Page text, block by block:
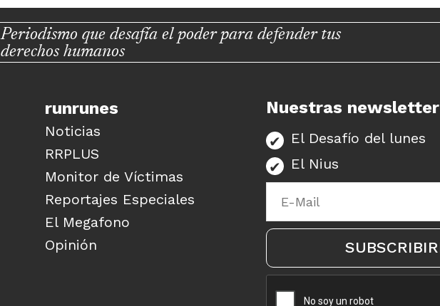
Periodismo que desafía el poder para defender tus
derechos humanos
runrunes
Noticias
RRPLUS
Monitor de Víctimas
Reportajes Especiales
El Megafono
Opinión
Nuestras newsletter
El Desafío del lunes
El Nius